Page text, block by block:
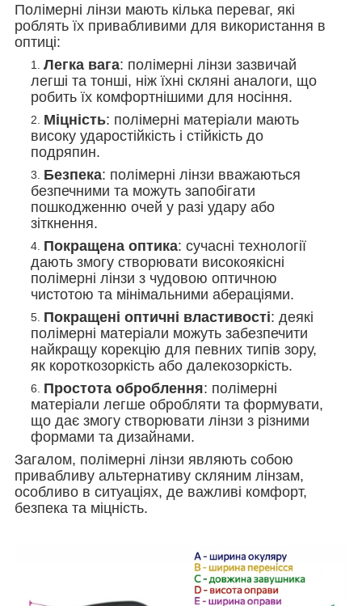
Полімерні лінзи мають кілька переваг, які
роблять їх привабливими для використання в
оптиці:
Легка вага: полімерні лінзи зазвичай
легші та тонші, ніж їхні скляні аналоги, що
робить їх комфортнішими для носіння.
Міцність: полімерні матеріали мають
високу ударостійкість і стійкість до
подряпин.
Безпека: полімерні лінзи вважаються
безпечними та можуть запобігати
пошкодженню очей у разі удару або
зіткнення.
Покращена оптика: сучасні технології
дають змогу створювати високоякісні
полімерні лінзи з чудовою оптичною
чистотою та мінімальними абераціями.
Покращені оптичні властивості: деякі
полімерні матеріали можуть забезпечити
найкращу корекцію для певних типів зору,
як короткозоркість або далекозоркість.
Простота оброблення: полімерні
матеріали легше обробляти та формувати,
що дає змогу створювати лінзи з різними
формами та дизайнами.
Загалом, полімерні лінзи являють собою
привабливу альтернативу скляним лінзам,
особливо в ситуаціях, де важливі комфорт,
безпека та міцність.